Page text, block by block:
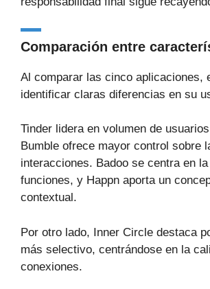
Comparación entre
Al comparar las cinco aplicaciones,
identificar claras diferencias en su
Tinder lidera en volumen de
Bumble ofrece mayor control sobre
interacciones. Badoo se centra en
funciones, y Happn aporta un
contextual.
Por otro lado, Inner Circle destaca
más selectivo, centrándose en la
conexiones.